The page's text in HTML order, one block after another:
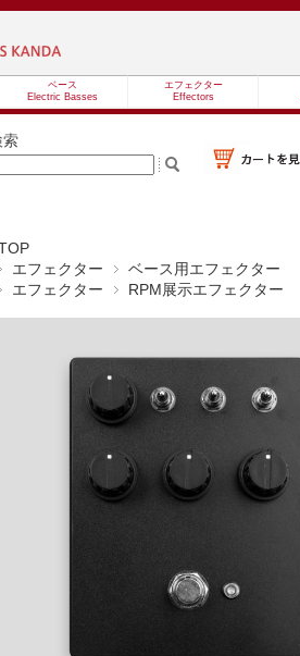
ベース
Electric Basses
エフェクター
Effectors
索
エフェクター
ベース用エフェクター
エフェクター
RPM展示エフェクター